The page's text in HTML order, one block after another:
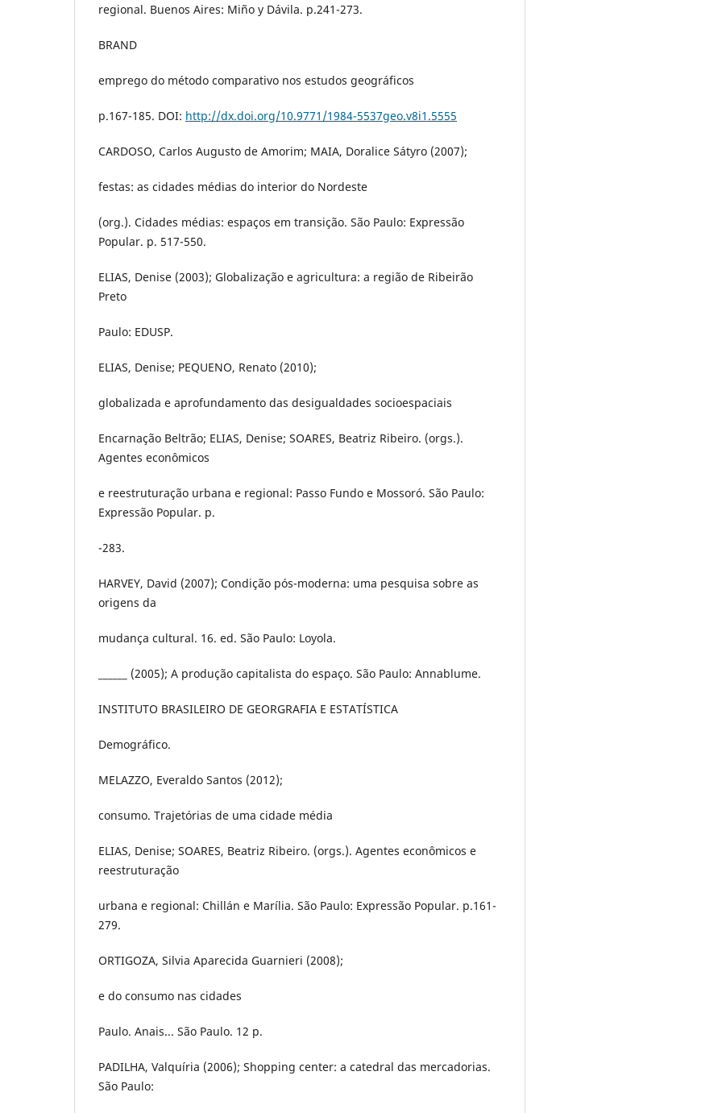
regional. Buenos Aires: Miño y Dávila. p.241-273.
BRAND
emprego do método comparativo nos estudos geográficos
p.167-185. DOI: http://dx.doi.org/10.9771/1984-5537geo.v8i1.5555
CARDOSO, Carlos Augusto de Amorim; MAIA, Doralice Sátyro (2007);
festas: as cidades médias do interior do Nordeste
(org.). Cidades médias: espaços em transição. São Paulo: Expressão
Popular. p. 517-550.
ELIAS, Denise (2003); Globalização e agricultura: a região de Ribeirão
Preto
Paulo: EDUSP.
ELIAS, Denise; PEQUENO, Renato (2010);
globalizada e aprofundamento das desigualdades socioespaciais
Encarnação Beltrão; ELIAS, Denise; SOARES, Beatriz Ribeiro. (orgs.).
Agentes econômicos
e reestruturação urbana e regional: Passo Fundo e Mossoró. São Paulo:
Expressão Popular. p.
-283.
HARVEY, David (2007); Condição pós-moderna: uma pesquisa sobre as
origens da
mudança cultural. 16. ed. São Paulo: Loyola.
______ (2005); A produção capitalista do espaço. São Paulo: Annablume.
INSTITUTO BRASILEIRO DE GEORGRAFIA E ESTATÍSTICA
Demográfico.
MELAZZO, Everaldo Santos (2012);
consumo. Trajetórias de uma cidade média
ELIAS, Denise; SOARES, Beatriz Ribeiro. (orgs.). Agentes econômicos e
reestruturação
urbana e regional: Chillán e Marília. São Paulo: Expressão Popular. p.161-
279.
ORTIGOZA, Silvia Aparecida Guarnieri (2008);
e do consumo nas cidades
Paulo. Anais... São Paulo. 12 p.
PADILHA, Valquíria (2006); Shopping center: a catedral das mercadorias.
São Paulo: